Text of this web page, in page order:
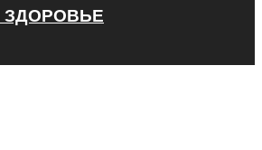
ЗДОРОВЬЕ